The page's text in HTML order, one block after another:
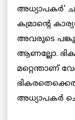
അധ്യാപകര്‍’
കമ്രാന്റെ
അവരുടെ പങ്കു
ആണല്ലോ.
മറ്റെന്താണ്
അധ്യാപകര്‍